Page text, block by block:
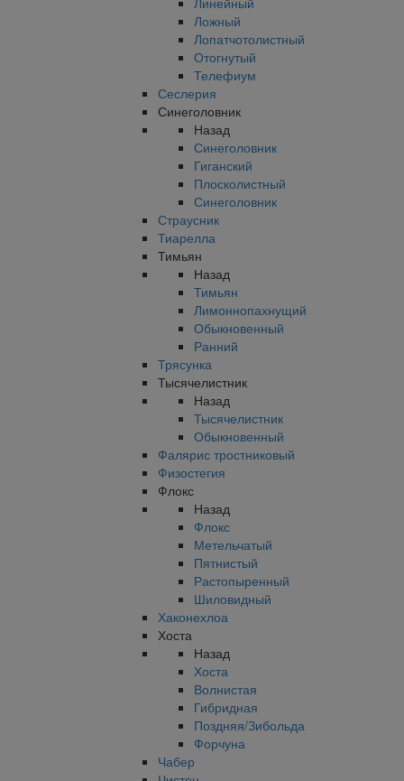
Ложный
Лопатчотолистный
Отогнутый
Телефиум
Сеслерия
Синеголовник
Назад
Синеголовник
Гиганский
Плосколистный
Синеголовник
Страусник
Тиарелла
Тимьян
Назад
Тимьян
Лимоннопахнущий
Обыкновенный
Ранний
Трясунка
Тысячелистник
Назад
Тысячелистник
Обыкновенный
Фалярис тростниковый
Физостегия
Флокс
Назад
Флокс
Метельчатый
Пятнистый
Растопыренный
Шиловидный
Хаконехлоа
Хоста
Назад
Хоста
Волнистая
Гибридная
Поздняя/Зибольда
Форчуна
Чабер